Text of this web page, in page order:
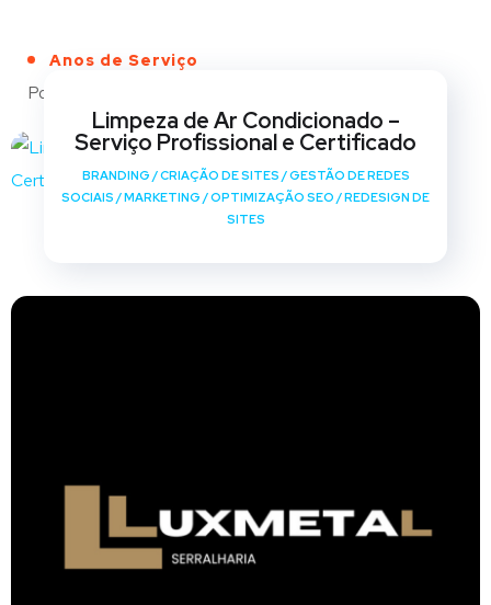
Anos de Serviço
Portfólio
Limpeza de Ar Condicionado –
Serviço Profissional e Certificado
BRANDING /CRIAÇÃO DE SITES /GESTÃO DE REDES
SOCIAIS /MARKETING /OPTIMIZAÇÃO SEO /REDESIGN DE
SITES